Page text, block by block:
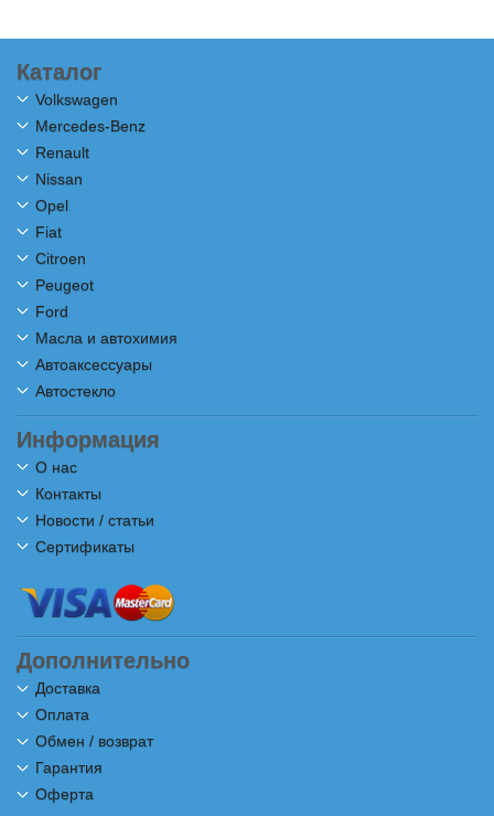
Каталог
Volkswagen
Mercedes-Benz
Renault
Nissan
Opel
Fiat
Citroen
Peugeot
Ford
Масла и автохимия
Автоаксессуары
Автостекло
Информация
О нас
Контакты
Новости / статьи
Сертификаты
Дополнительно
Доставка
Оплата
Обмен / возврат
Гарантия
Оферта